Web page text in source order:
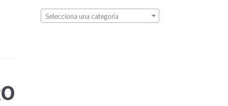
Selecciona una categoría